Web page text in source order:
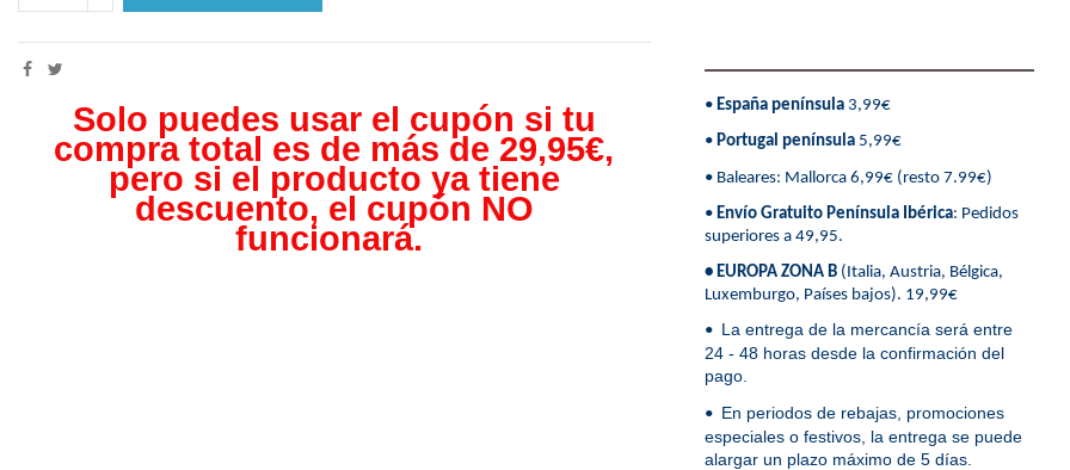
Solo puedes usar el cupón si tu
compra total es de más de 29,95€,
pero si el producto ya tiene
descuento, el cupón NO
funcionará.
• España península3,99€
• Portugal península5,99€
• Baleares: Mallorca 6,99€ (resto 7.99€)
• Envío Gratuito Península Ibérica: Pedidos
superiores a 49,95.
• EUROPA ZONA B(Italia, Austria, Bélgica,
Luxemburgo, Países bajos). 19,99€
• La entrega de la mercancía será entre
24 - 48 horas desde la confirmación del
pago.
• En periodos de rebajas, promociones
especiales o festivos, la entrega se puede
alargar un plazo máximo de 5 días.